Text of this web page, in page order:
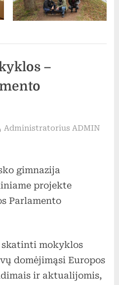
–
By
Administratorius ADMIN
gimnazija
projekte
Parlamento
skatinti mokyklos
domėjimąsi Europos
ir aktualijomis,